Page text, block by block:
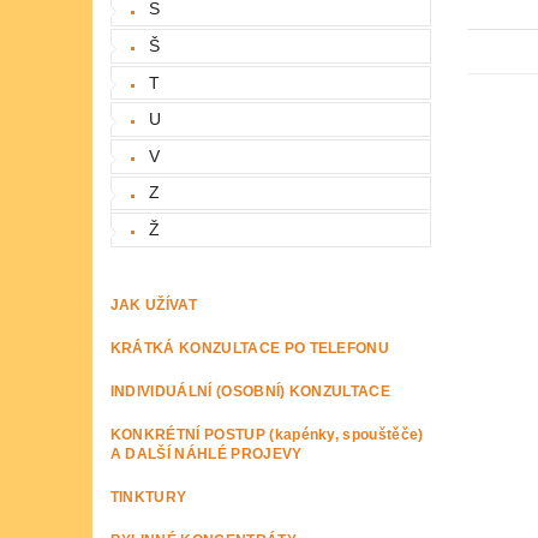
S
Š
T
U
V
Z
Ž
JAK UŽÍVAT
KRÁTKÁ KONZULTACE PO TELEFONU
INDIVIDUÁLNÍ (OSOBNÍ) KONZULTACE
KONKRÉTNÍ POSTUP (kapénky, spouštěče)
A DALŠÍ NÁHLÉ PROJEVY
TINKTURY